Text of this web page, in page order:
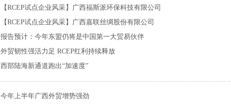
【RCEP试点企业风采】广西福斯派环保科技有限公司
【RCEP试点企业风采】广西嘉联丝绸股份有限公司
报告预计：今年东盟仍将是中国第一大贸易伙伴
外贸韧性强活力足 RCEP红利持续释放
西部陆海新通道跑出“加速度”
今年上半年广西外贸增势强劲